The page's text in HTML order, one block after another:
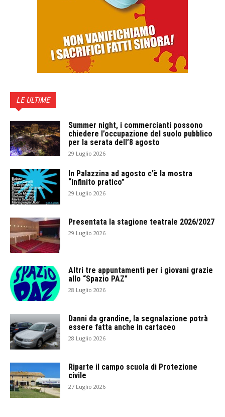
LE ULTIME
Summer night, i commercianti possono
chiedere l’occupazione del suolo pubblico
per la serata dell’8 agosto
29 Luglio 2026
In Palazzina ad agosto c’è la mostra
“Infinito pratico”
29 Luglio 2026
Presentata la stagione teatrale 2026/2027
29 Luglio 2026
Altri tre appuntamenti per i giovani grazie
allo “Spazio PAZ”
28 Luglio 2026
Danni da grandine, la segnalazione potrà
essere fatta anche in cartaceo
28 Luglio 2026
Riparte il campo scuola di Protezione
civile
27 Luglio 2026